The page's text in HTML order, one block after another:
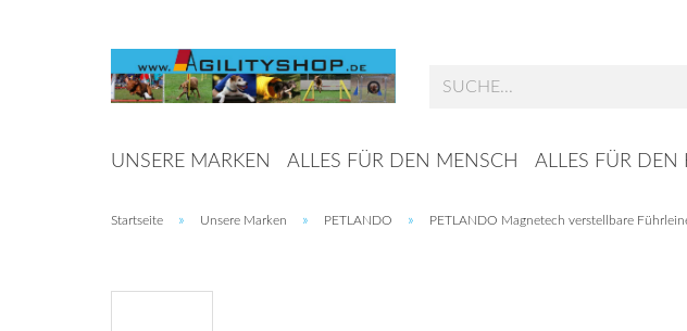
UNSERE MARKEN ALLES FÜR DEN MENSCH ALLES FÜR
Startseite » Unsere Marken » PETLANDO » PETLANDO Magnetech verstellbare